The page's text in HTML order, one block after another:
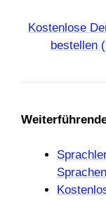
Kostenlose
bestellen